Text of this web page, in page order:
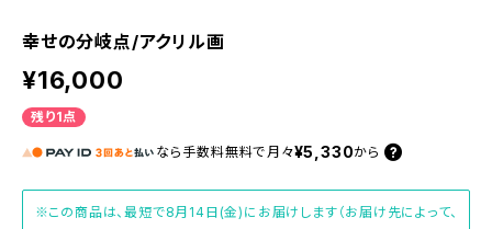
幸せの分岐点/アクリル画
¥16,000
残り1点
なら 手数料無料で 月々¥5,330から
※この商品は、最短で8月14日(金)にお届けします（お届け先によって、